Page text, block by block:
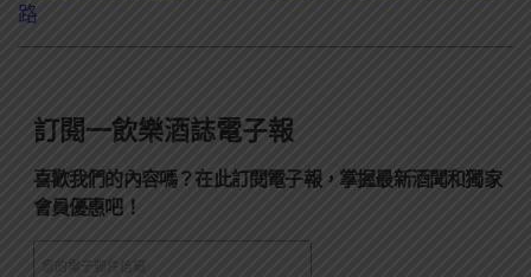
路
訂閱一飲樂酒誌電子報
喜歡我們的內容嗎？在此訂閱電子報，掌握最新酒聞和獨家
會員優惠吧！